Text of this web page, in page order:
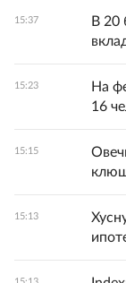
15:37
В 20
15:23
На
16
15:15
15:13